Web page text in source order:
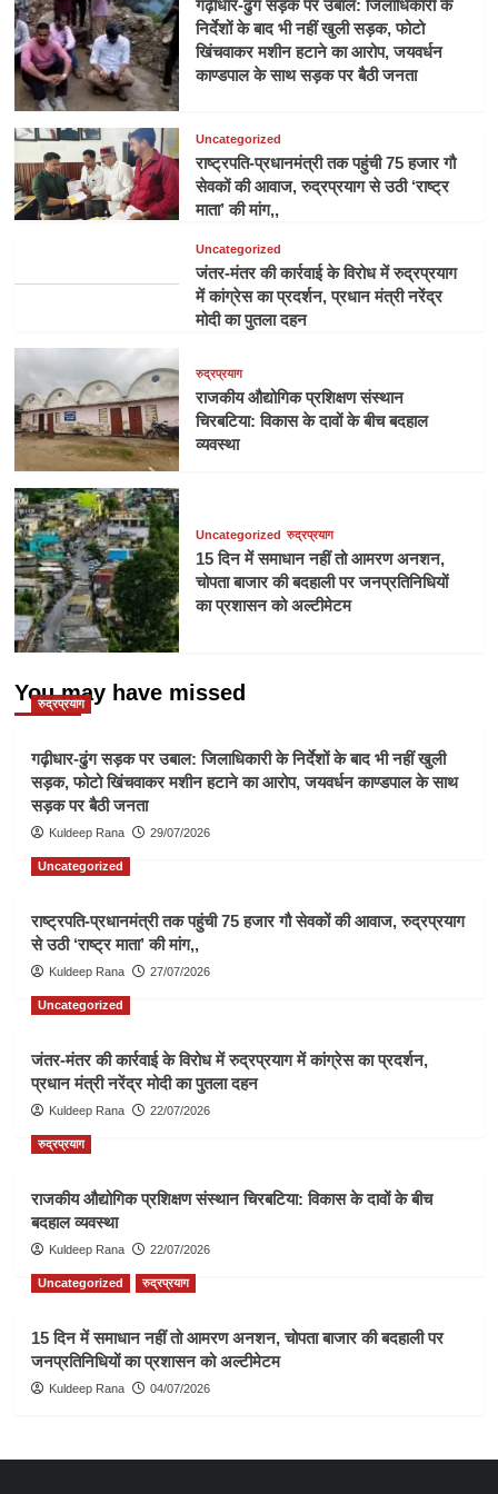
गढ़ीधार-ढुंग सड़क पर उबाल: जिलाधिकारी के
निर्देशों के बाद भी नहीं खुली सड़क, फोटो
खिंचवाकर मशीन हटाने का आरोप, जयवर्धन
काण्डपाल के साथ सड़क पर बैठी जनता
Uncategorized
राष्ट्रपति-प्रधानमंत्री तक पहुंची 75 हजार गौ
सेवकों की आवाज, रुद्रप्रयाग से उठी ‘राष्ट्र
माता’ की मांग,,
Uncategorized
जंतर-मंतर की कार्रवाई के विरोध में रुद्रप्रयाग
में कांग्रेस का प्रदर्शन, प्रधान मंत्री नरेंद्र
मोदी का पुतला दहन
रुद्रप्रयाग
राजकीय औद्योगिक प्रशिक्षण संस्थान
चिरबटिया: विकास के दावों के बीच बदहाल
व्यवस्था
Uncategorized रुद्रप्रयाग
15 दिन में समाधान नहीं तो आमरण अनशन,
चोपता बाजार की बदहाली पर जनप्रतिनिधियों
का प्रशासन को अल्टीमेटम
You may have missed
रुद्रप्रयाग
गढ़ीधार-ढुंग सड़क पर उबाल: जिलाधिकारी के निर्देशों के बाद भी नहीं खुली
सड़क, फोटो खिंचवाकर मशीन हटाने का आरोप, जयवर्धन काण्डपाल के साथ
सड़क पर बैठी जनता
Kuldeep Rana 29/07/2026
Uncategorized
राष्ट्रपति-प्रधानमंत्री तक पहुंची 75 हजार गौ सेवकों की आवाज, रुद्रप्रयाग
से उठी ‘राष्ट्र माता’ की मांग,,
Kuldeep Rana 27/07/2026
Uncategorized
जंतर-मंतर की कार्रवाई के विरोध में रुद्रप्रयाग में कांग्रेस का प्रदर्शन,
प्रधान मंत्री नरेंद्र मोदी का पुतला दहन
Kuldeep Rana 22/07/2026
रुद्रप्रयाग
राजकीय औद्योगिक प्रशिक्षण संस्थान चिरबटिया: विकास के दावों के बीच
बदहाल व्यवस्था
Kuldeep Rana 22/07/2026
Uncategorized रुद्रप्रयाग
15 दिन में समाधान नहीं तो आमरण अनशन, चोपता बाजार की बदहाली पर
जनप्रतिनिधियों का प्रशासन को अल्टीमेटम
Kuldeep Rana 04/07/2026